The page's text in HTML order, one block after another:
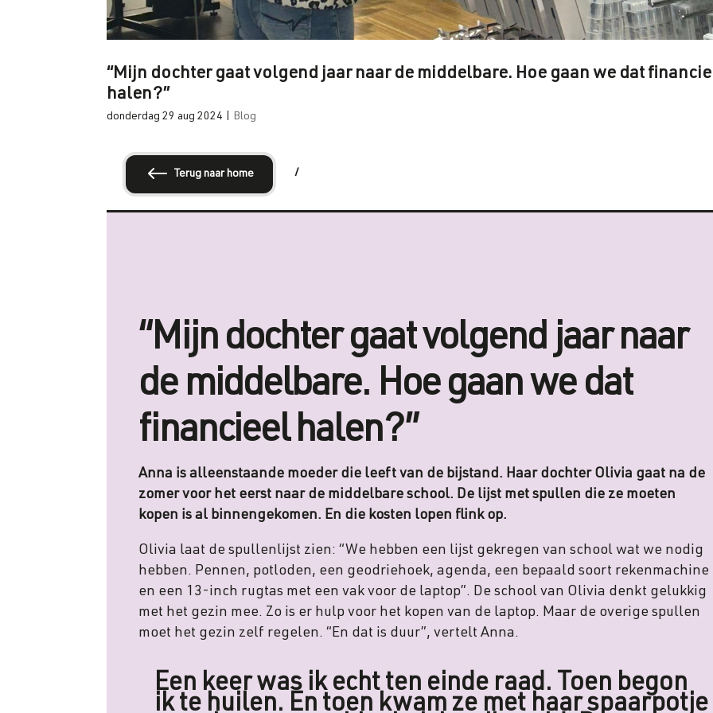
“Mijn dochter gaat volgend jaar naar de middelbare. Hoe gaan we dat
halen?”
donderdag 29 aug 2024 Blog
# Terug naar home
“Mijn dochter gaat volgend jaar naar
de middelbare. Hoe gaan we dat
financieel halen?”
Anna is alleenstaande moeder die leeft van de bijstand. Haar dochter Olivia gaat na de
zomer voor het eerst naar de middelbare school. De lijst met spullen die ze moeten
kopen is al binnengekomen. En die kosten lopen flink op.
Olivia laat de spullenlijst zien: “We hebben een lijst gekregen van school wat we nodig
hebben. Pennen, potloden, een geodriehoek, agenda, een bepaald soort rekenmachine
en een 13-inch rugtas met een vak voor de laptop”. De school van Olivia denkt gelukkig
met het gezin mee. Zo is er hulp voor het kopen van de laptop. Maar de overige spullen
moet het gezin zelf regelen. “En dat is duur”, vertelt Anna.
Een keer was ik echt ten einde raad. Toen begon
ik te huilen. En toen kwam ze met haar spaarpotje